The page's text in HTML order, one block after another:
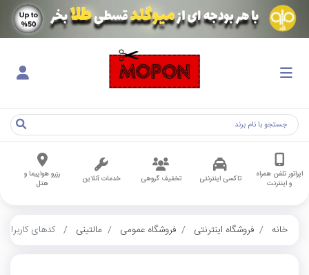
اپراتور تلفن همراه
و اینترنت
تاکسی اینترنتی تخفیف گروهی خدمات آنلاین
رزرو هواپیما و
هتل
خانه فروشگاه اینترنتی فروشگاه عمومی مالتینی کدهای کاربران